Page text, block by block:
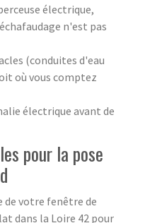
électrique,
n'est pas
(conduites d'eau
où vous comptez
électrique avant de
pour la pose
de votre fenêtre de
dans la Loire 42 pour